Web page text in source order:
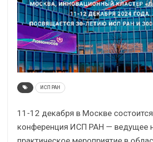
ИСП РАН
11-12 декабря в Москве
конференция ИСП РАН — ведущее